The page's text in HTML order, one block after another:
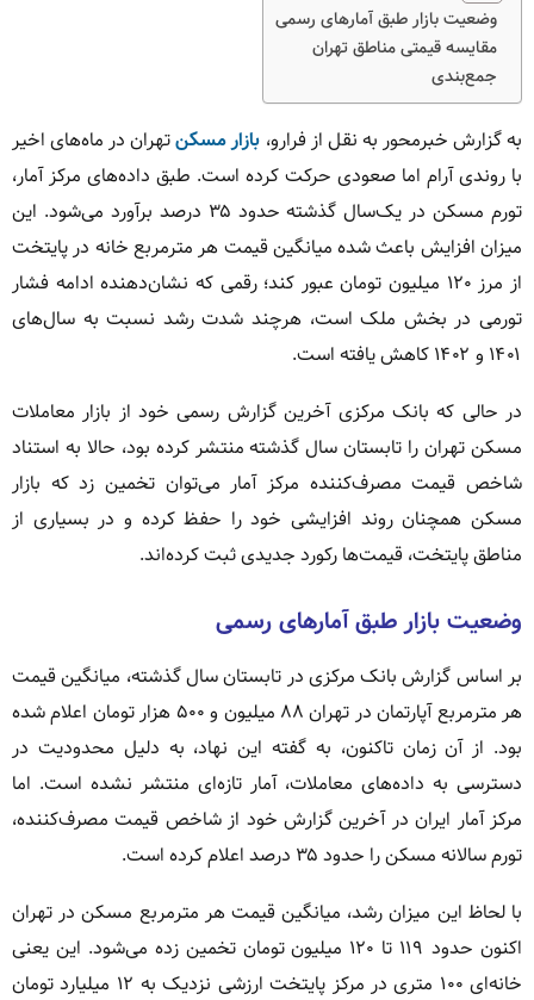
وضعیت بازار طبق آمارهای رسمی
مقایسه قیمتی مناطق تهران
جمع‌بندی
به گزارش خبرمحور به نقل از فرارو، بازار مسکنتهران در ماه‌های اخیر
با روندی آرام اما صعودی حرکت کرده است. طبق داده‌های مرکز آمار،
تورم مسکن در یک‌سال گذشته حدود ۳۵ درصد برآورد می‌شود. این
میزان افزایش باعث شده میانگین قیمت هر مترمربع خانه در پایتخت
از مرز ۱۲۰ میلیون تومان عبور کند؛ رقمی که نشان‌دهنده ادامه فشار
تورمی در بخش ملک است، هرچند شدت رشد نسبت به سال‌های
۱۴۰۱ و ۱۴۰۲ کاهش یافته است.
در حالی که بانک مرکزی آخرین گزارش رسمی خود از بازار معاملات
مسکن تهران را تابستان سال گذشته منتشر کرده بود، حالا به استناد
شاخص قیمت مصرف‌کننده مرکز آمار می‌توان تخمین زد که بازار
مسکن همچنان روند افزایشی خود را حفظ کرده و در بسیاری از
مناطق پایتخت، قیمت‌ها رکورد جدیدی ثبت کرده‌اند.
وضعیت بازار طبق آمارهای رسمی
بر اساس گزارش بانک مرکزی در تابستان سال گذشته، میانگین قیمت
هر مترمربع آپارتمان در تهران ۸۸ میلیون و ۵۰۰ هزار تومان اعلام شده
بود. از آن زمان تاکنون، به گفته این نهاد، به دلیل محدودیت در
دسترسی به داده‌های معاملات، آمار تازه‌ای منتشر نشده است. اما
مرکز آمار ایران در آخرین گزارش خود از شاخص قیمت مصرف‌کننده،
تورم سالانه مسکن را حدود ۳۵ درصد اعلام کرده است.
با لحاظ این میزان رشد، میانگین قیمت هر مترمربع مسکن در تهران
اکنون حدود ۱۱۹ تا ۱۲۰ میلیون تومان تخمین زده می‌شود. این یعنی
خانه‌ای ۱۰۰ متری در مرکز پایتخت ارزشی نزدیک به ۱۲ میلیارد تومان